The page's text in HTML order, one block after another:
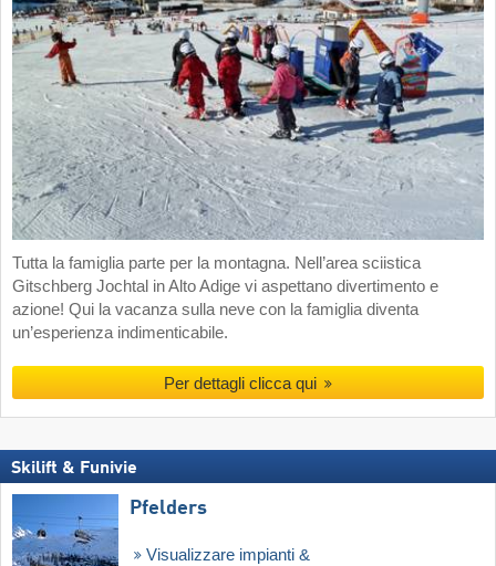
Tutta la famiglia parte per la montagna. Nell’area sciistica
Gitschberg Jochtal in Alto Adige vi aspettano divertimento e
azione! Qui la vacanza sulla neve con la famiglia diventa
un’esperienza indimenticabile.
Per dettagli clicca qui
Skilift & Funivie
Pfelders
Visualizzare impianti &